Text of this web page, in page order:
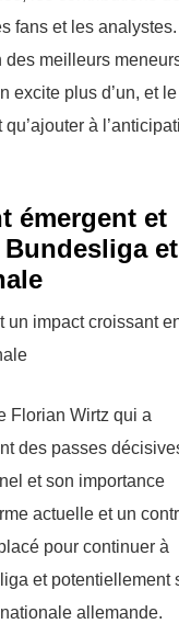
fans et les analystes.
des meilleurs
excite plus d’un, et le
à
émergent et
et
Florian Wirtz qui a
des passes
et son importance
actuelle et un
pour continuer à
et potentiellement
allemande.